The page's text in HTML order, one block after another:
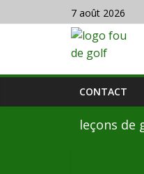
7 août 2026
CONTACT
leçons de